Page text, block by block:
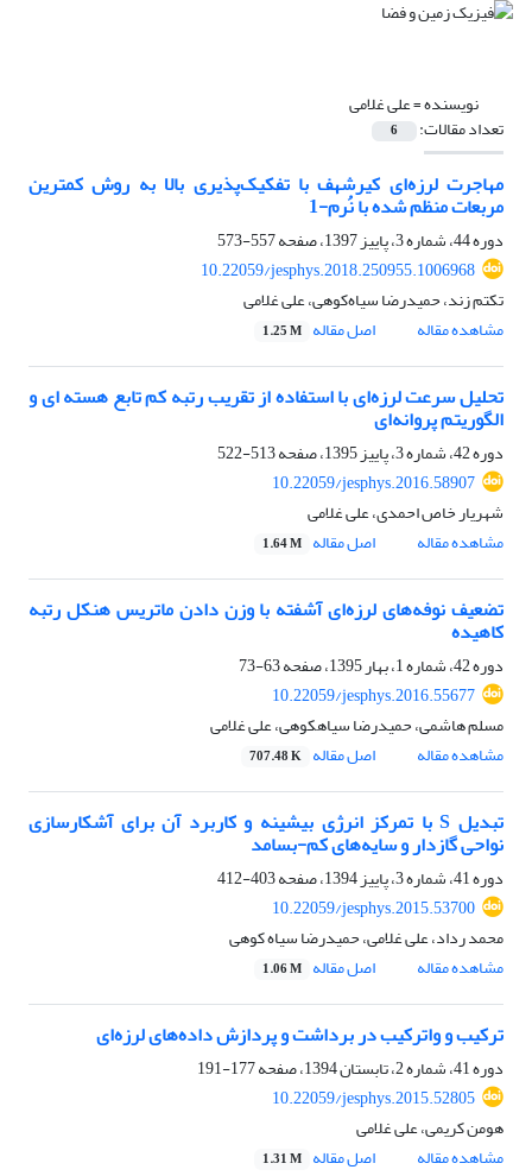
نویسنده =علی غلامی
تعداد مقالات: 6
مهاجرت لرزه‌ای کیرشهف با تفکیک‌پذیری بالا به روش کمترین
مربعات منظم شده با نُرم-1
دوره 44، شماره 3، پاییز 1397، صفحه
557-573
10.22059/jesphys.2018.250955.1006968
تکتم زند، حمیدرضا سیاه‌کوهی، علی غلامی
مشاهده مقاله
اصل مقاله 1.25 M
تحلیل سرعت لرزه‌ای با استفاده از تقریب رتبه کم تابع هسته ای و
الگوریتم پروانه‌ای
دوره 42، شماره 3، پاییز 1395، صفحه
513-522
10.22059/jesphys.2016.58907
شهریار خاص احمدی، علی غلامی
مشاهده مقاله
اصل مقاله 1.64 M
تضعیف نوفه‌های لرزه‌ای آشفته با وزن دادن ماتریس هنکل رتبه
کاهیده
دوره 42، شماره 1، بهار 1395، صفحه
63-73
10.22059/jesphys.2016.55677
مسلم هاشمی، حمیدرضا سیاهکوهی، علی غلامی
مشاهده مقاله
اصل مقاله 707.48 K
تبدیل S با تمرکز انرژی بیشینه و کاربرد آن برای آشکارسازی
نواحی گازدار و سایه‌های کم-بسامد
دوره 41، شماره 3، پاییز 1394، صفحه
403-412
10.22059/jesphys.2015.53700
محمد رداد، علی غلامی، حمیدرضا سیاه کوهی
مشاهده مقاله
اصل مقاله 1.06 M
ترکیب و واترکیب در برداشت و پردازش داده‌های لرزه‌ای
دوره 41، شماره 2، تابستان 1394، صفحه
177-191
10.22059/jesphys.2015.52805
هومن کریمی، علی غلامی
مشاهده مقاله
اصل مقاله 1.31 M